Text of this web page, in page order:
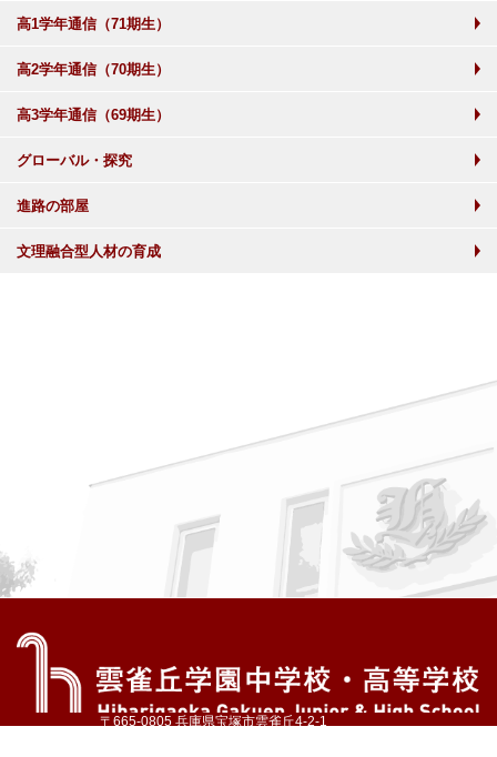
高1学年通信（71期生）
高2学年通信（70期生）
高3学年通信（69期生）
グローバル・探究
進路の部屋
文理融合型人材の育成
〒665-0805 兵庫県宝塚市雲雀丘4-2-1